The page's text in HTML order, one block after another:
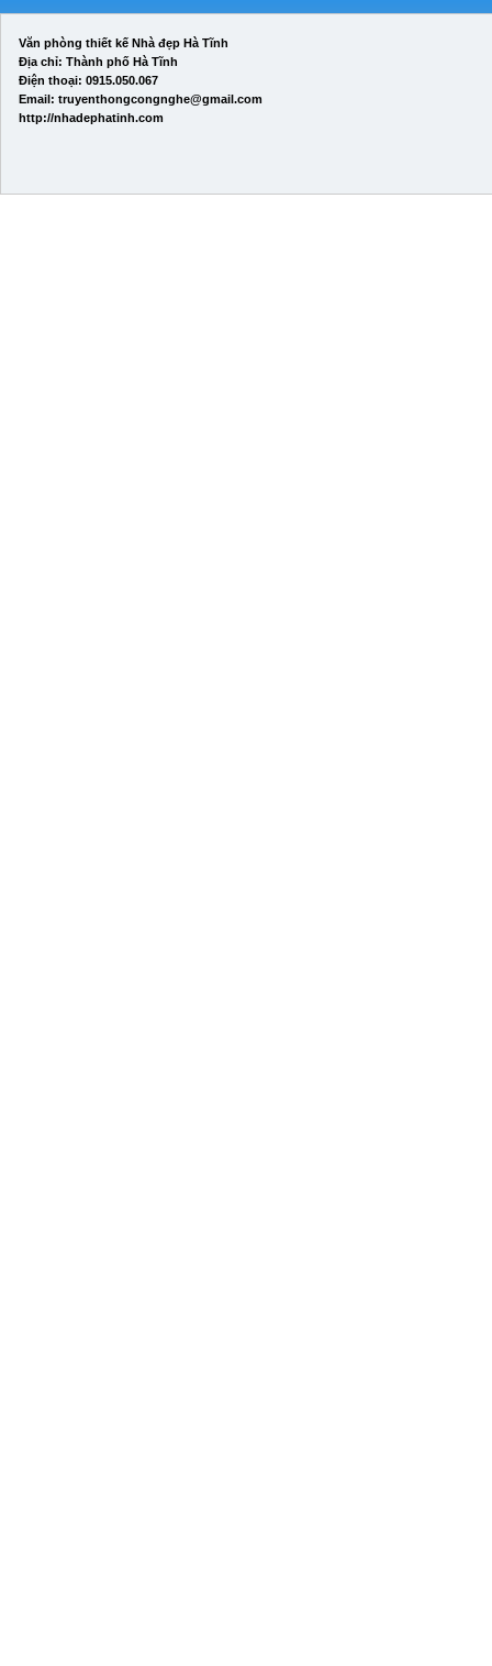
Văn phòng thiết kế Nhà đẹp Hà Tĩnh
Địa chỉ: Thành phố Hà Tĩnh
Điện thoại: 0915.050.067
Email: truyenthongcongnghe@gmail.com
http://nhadephatinh.com